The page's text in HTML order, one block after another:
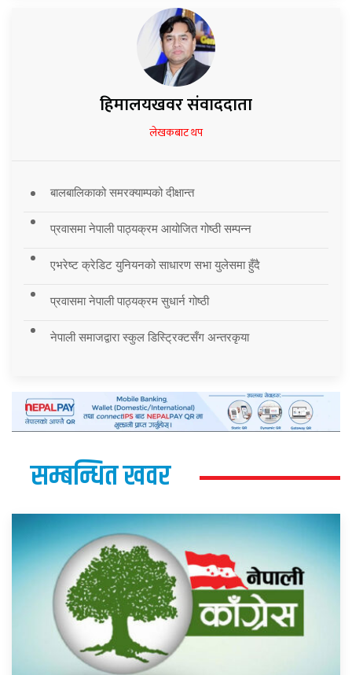
हिमालयखवर संवाददाता
लेखकबाट थप
बालबालिकाको समरक्याम्पको दीक्षान्त
प्रवासमा नेपाली पाठ्यक्रम आयोजित गोष्ठी सम्पन्न
एभरेष्ट क्रेडिट युनियनको साधारण सभा युलेसमा हुँदै
प्रवासमा नेपाली पाठ्यक्रम सुधार्न गोष्ठी
नेपाली समाजद्वारा स्कुल डिस्ट्रिक्टसँग अन्तरकृया
सम्बन्धित खवर